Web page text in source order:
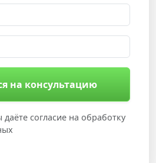
на консультацию
согласие на обработку